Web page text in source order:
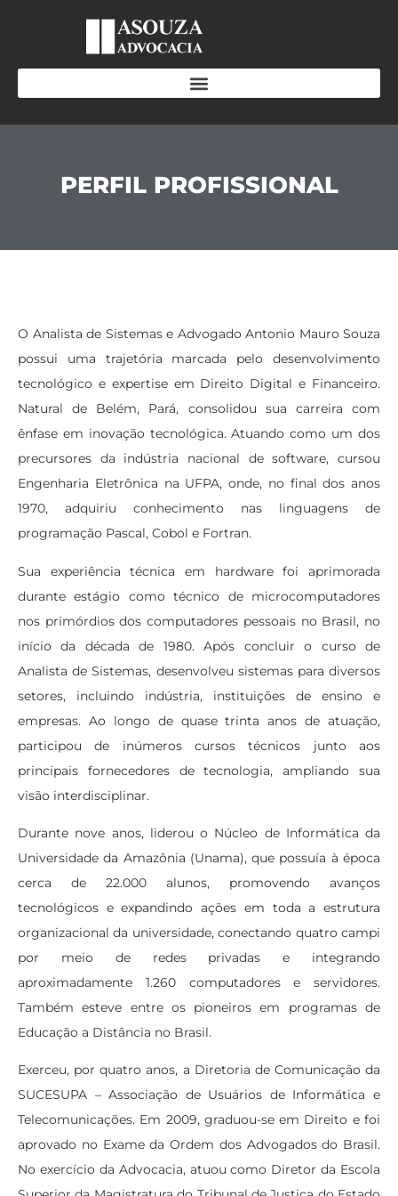
PERFIL PROFISSIONAL
O Analista de Sistemas e Advogado Antonio Mauro Souza
possui uma trajetória marcada pelo desenvolvimento
tecnológico e expertise em Direito Digital e Financeiro.
Natural de Belém, Pará, consolidou sua carreira com
ênfase em inovação tecnológica. Atuando como um dos
precursores da indústria nacional de software, cursou
Engenharia Eletrônica na UFPA, onde, no final dos anos
1970, adquiriu conhecimento nas linguagens de
programação Pascal, Cobol e Fortran.
Sua experiência técnica em hardware foi aprimorada
durante estágio como técnico de microcomputadores
nos primórdios dos computadores pessoais no Brasil, no
início da década de 1980. Após concluir o curso de
Analista de Sistemas, desenvolveu sistemas para diversos
setores, incluindo indústria, instituições de ensino e
empresas. Ao longo de quase trinta anos de atuação,
participou de inúmeros cursos técnicos junto aos
principais fornecedores de tecnologia, ampliando sua
visão interdisciplinar.
Durante nove anos, liderou o Núcleo de Informática da
Universidade da Amazônia (Unama), que possuía à época
cerca de 22.000 alunos, promovendo avanços
tecnológicos e expandindo ações em toda a estrutura
organizacional da universidade, conectando quatro campi
por meio de redes privadas e integrando
aproximadamente 1.260 computadores e servidores.
Também esteve entre os pioneiros em programas de
Educação a Distância no Brasil.
Exerceu, por quatro anos, a Diretoria de Comunicação da
SUCESUPA – Associação de Usuários de Informática e
Telecomunicações. Em 2009, graduou-se em Direito e foi
aprovado no Exame da Ordem dos Advogados do Brasil.
No exercício da Advocacia, atuou como Diretor da Escola